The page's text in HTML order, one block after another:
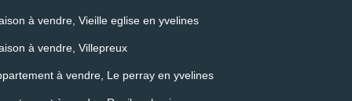
à vendre, Vieille eglise en yvelines
à vendre, Villepreux
à vendre, Le perray en yvelines